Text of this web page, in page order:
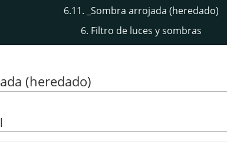
6.11. _Sombra arrojada (heredado)
6. Filtro de luces y sombras
(heredado)